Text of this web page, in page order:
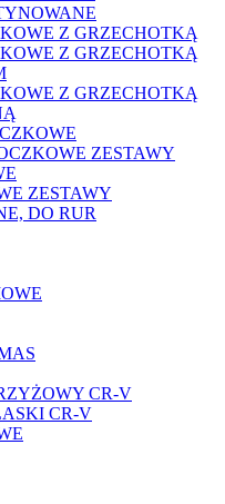
Z GRZECHOTKĄ
Z GRZECHOTKĄ
Z GRZECHOTKĄ
ZESTAWY
ZESTAWY
DO RUR
CR-V
CR-V